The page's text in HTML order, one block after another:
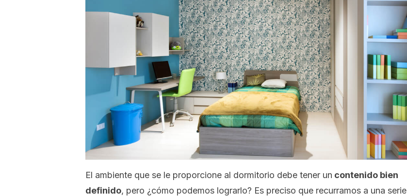
El ambiente que se le proporcione al dormitorio debe tener un contenido bien
definido, pero ¿cómo podemos lograrlo? Es preciso que recurramos a una serie